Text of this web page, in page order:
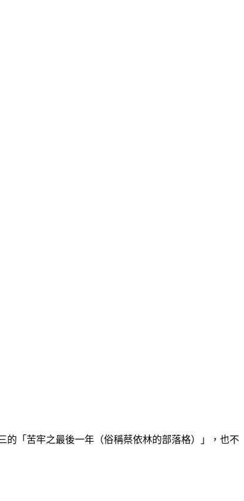
的「苦牢之最後一年（俗稱蔡依林的部落格）」，也不